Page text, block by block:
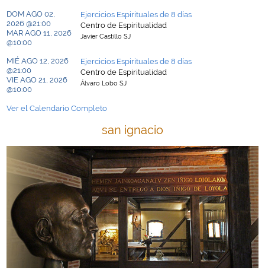
DOM AGO 02,
2026 @21:00
MAR AGO 11, 2026
@10:00
Ejercicios Espirituales de 8 días
Centro de Espiritualidad
Javier Castillo SJ
MIÉ AGO 12, 2026
@21:00
VIE AGO 21, 2026
@10:00
Ejercicios Espirituales de 8 días
Centro de Espiritualidad
Álvaro Lobo SJ
Ver el Calendario Completo
san ignacio